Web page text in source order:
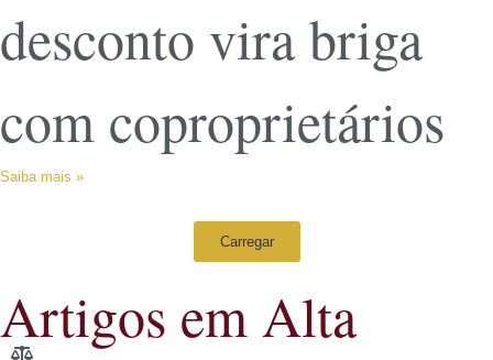
desconto vira briga
com coproprietários
Saiba mais »
Carregar
Artigos em Alta